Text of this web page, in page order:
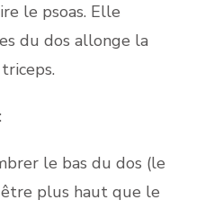
le psoas. Elle
du dos allonge la
le bas du dos (le
plus haut que le